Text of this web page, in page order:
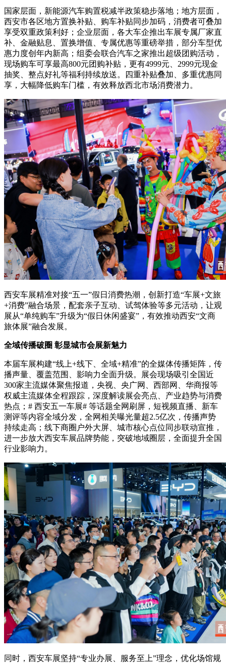
国家层面，新能源汽车购置税减半政策稳步落地；地方层面，
西安市各区地方置换补贴、购车补贴同步加码，消费者可叠加
享受双重政策利好；企业层面，各大车企推出车展专属厂家直
补、金融贴息、置换增值、专属优惠等重磅举措，部分车型优
惠力度创年内新高；组委会联合汽车之家推出超级团购活动，
现场购车可享最高800元团购补贴，更有4999元、2999元现金
抽奖、整点好礼等福利持续放送。四重补贴叠加、多重优惠同
享，大幅降低购车门槛，有效释放西北市场消费潜力。
西安车展精准对接“五一”假日消费热潮，创新打造“车展+文旅
+消费”融合场景，配套亲子互动、试驾体验等多元活动，让观
展从“单纯购车”升级为“假日休闲盛宴”，有效推动西安“文商
旅体展”融合发展。
全域传播破圈 彰显城市会展新魅力
本届车展构建“线上+线下、全域+精准”的全媒体传播矩阵，传
播声量、覆盖范围、影响力全面升级。展会现场吸引全国近
300家主流媒体聚焦报道，央视、央广网、西部网、华商报等
权威主流媒体全程跟踪，深度解读展会亮点、产业趋势与消费
热点；# 西安五一车展# 等话题全网刷屏，短视频直播、新车
测评等内容全域分发，全网相关曝光量超2.5亿次，传播声势
持续走高；线下商圈户外大屏、城市核心点位同步联动宣推，
进一步放大西安车展品牌势能，突破地域圈层，全面提升全国
行业影响力。
同时，西安车展坚持“专业办展、服务至上”理念，优化场馆规